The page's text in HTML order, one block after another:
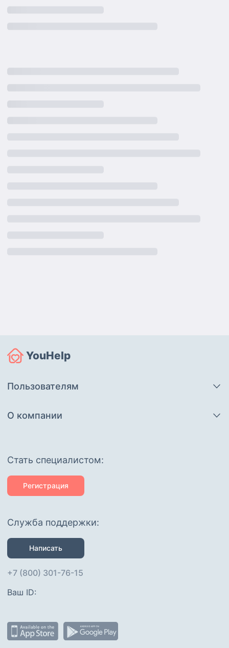
YouHelp
Пользователям
О компании
Cтать специалистом:
Регистрация
Служба поддержки:
Написать
+7 (800) 301-76-15
Ваш ID: